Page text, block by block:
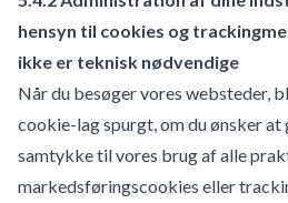
hensyn til cookies og
ikke er teknisk nødvendige
Når du besøger vores websteder,
cookie-lag spurgt, om du ønsker at
samtykke til vores brug af alle
markedsføringscookies eller